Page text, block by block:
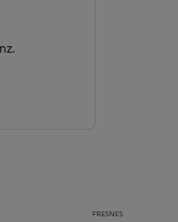
FRESNES